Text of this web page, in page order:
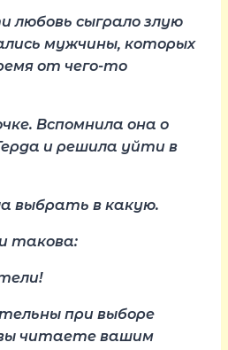
любовь сыграло злую
мужчины, которых
от чего-то
Вспомнила она о
и решила уйти в
выбрать в какую.
такова:
при выборе
читаете вашим